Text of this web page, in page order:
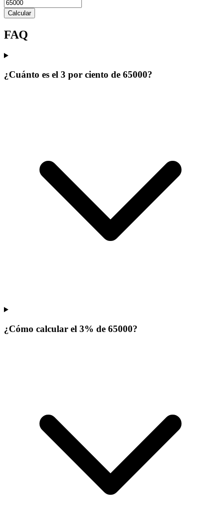
Calcular
FAQ
¿Cuánto es el 3 por ciento de 65000?
¿Cómo calcular el 3% de 65000?